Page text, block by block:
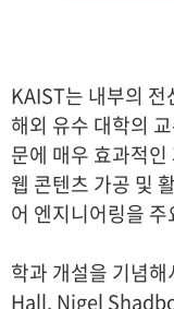
KAIST는 내부의
해외 유수 대학의
문에 매우 효과적
웹 콘텐츠 가공 및
어 엔지니어링을
학과 개설을 기념
Hall, Nigel